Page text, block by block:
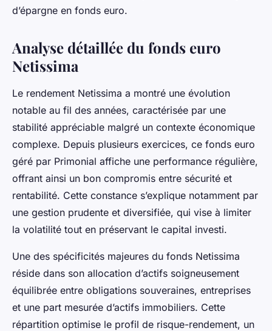
d’épargne en fonds euro.
Analyse détaillée du fonds euro
Netissima
Le rendement Netissima a montré une évolution
notable au fil des années, caractérisée par une
stabilité appréciable malgré un contexte économique
complexe. Depuis plusieurs exercices, ce fonds euro
géré par Primonial affiche une performance régulière,
offrant ainsi un bon compromis entre sécurité et
rentabilité. Cette constance s’explique notamment par
une gestion prudente et diversifiée, qui vise à limiter
la volatilité tout en préservant le capital investi.
Une des spécificités majeures du fonds Netissima
réside dans son allocation d’actifs soigneusement
équilibrée entre obligations souveraines, entreprises
et une part mesurée d’actifs immobiliers. Cette
répartition optimise le profil de risque-rendement, un